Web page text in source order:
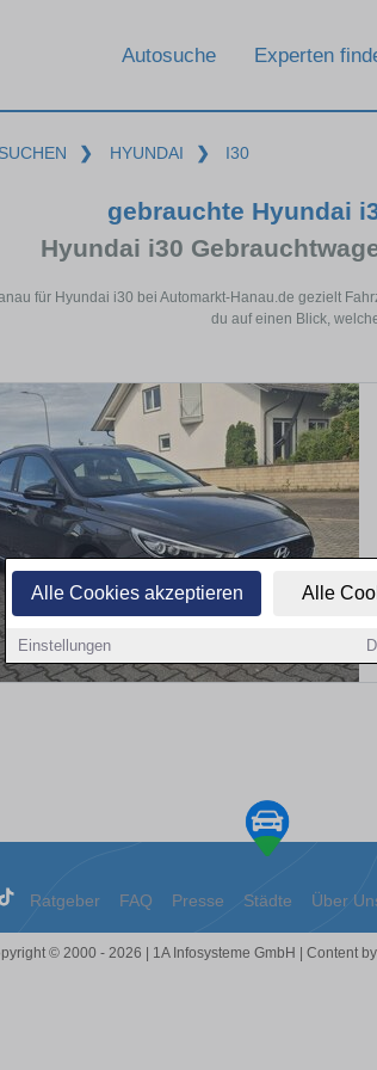
Alle Cookies akzeptieren Alle
Einstellungen
Autosuche Experten
❯ HYUNDAI ❯ I30
gebrauchte Hyundai
Hyundai i30
für Hyundai i30 bei Automarkt-Hanau.de gezielt
du auf einen Blick,
Ratgeber FAQ Presse Städte Über
© 2000 - 2026 | 1A Infosysteme GmbH | Content